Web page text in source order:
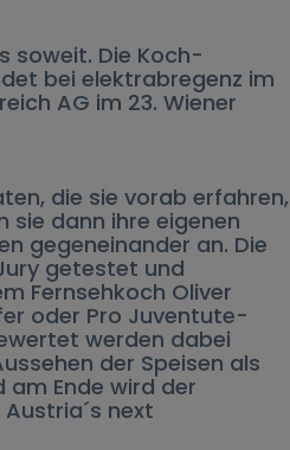
soweit. Die Koch-
bei elektrabregenz im
AG im 23. Wiener
die sie vorab erfahren,
sie dann ihre eigenen
gegeneinander an. Die
getestet und
Fernsehkoch Oliver
oder Pro Juventute-
werden dabei
der Speisen als
am Ende wird der
next